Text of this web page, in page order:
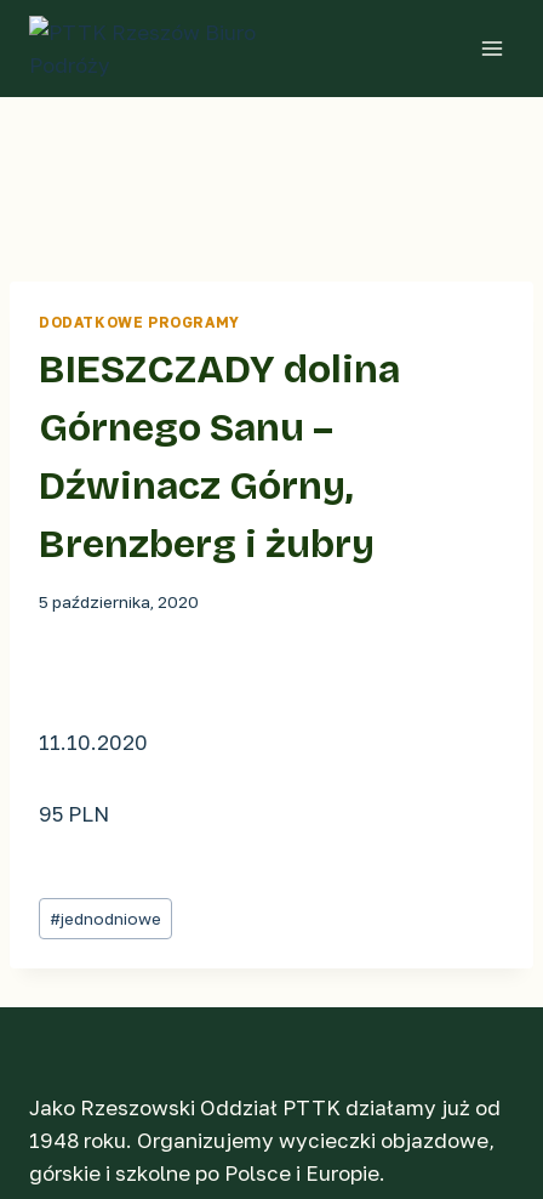
Przejdź
treści
DODATKOWE PROGRAMY
BIESZCZADY dolina
Górnego Sanu –
Dźwinacz Górny,
Brenzberg i żubry
5 października, 2020
11.10.2020
95 PLN
Tagi
wpisu:
#jednodniowe
Jako Rzeszowski Oddział PTTK działamy już od
1948 roku. Organizujemy wycieczki objazdowe,
górskie i szkolne po Polsce i Europie.